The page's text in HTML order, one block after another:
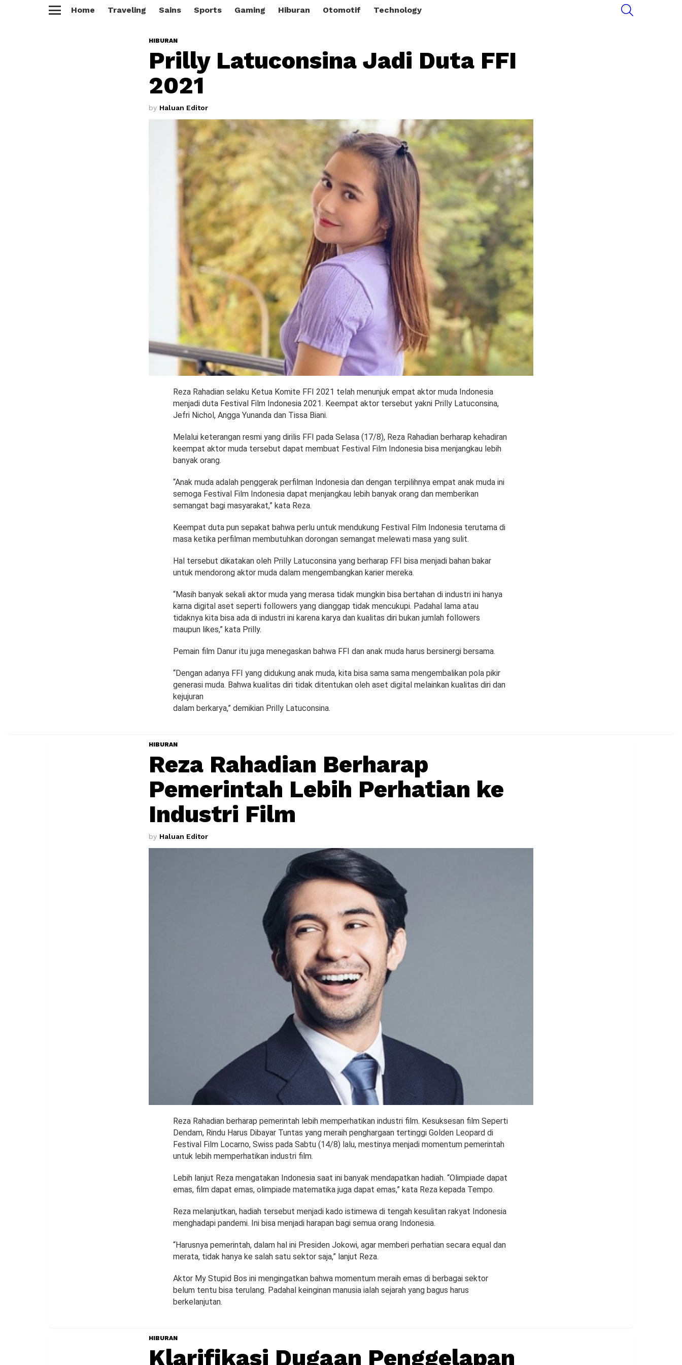
Home Traveling Sains Sports Gaming Hiburan Otomotif Technology
HIBURAN
Prilly Latuconsina Jadi Duta FFI
2021
by Haluan Editor
Reza Rahadian selaku Ketua Komite FFI 2021 telah menunjuk empat aktor muda Indonesia
menjadi duta Festival Film Indonesia 2021. Keempat aktor tersebut yakni Prilly Latuconsina,
Jefri Nichol, Angga Yunanda dan Tissa Biani.
Melalui keterangan resmi yang dirilis FFI pada Selasa (17/8), Reza Rahadian berharap kehadiran
keempat aktor muda tersebut dapat membuat Festival Film Indonesia bisa menjangkau lebih
banyak orang.
“Anak muda adalah penggerak perfilman Indonesia dan dengan terpilihnya empat anak muda ini
semoga Festival Film Indonesia dapat menjangkau lebih banyak orang dan memberikan
semangat bagi masyarakat,” kata Reza.
Keempat duta pun sepakat bahwa perlu untuk mendukung Festival Film Indonesia terutama di
masa ketika perfilman membutuhkan dorongan semangat melewati masa yang sulit.
Hal tersebut dikatakan oleh Prilly Latuconsina yang berharap FFI bisa menjadi bahan bakar
untuk mendorong aktor muda dalam mengembangkan karier mereka.
“Masih banyak sekali aktor muda yang merasa tidak mungkin bisa bertahan di industri ini hanya
karna digital aset seperti followers yang dianggap tidak mencukupi. Padahal lama atau
tidaknya kita bisa ada di industri ini karena karya dan kualitas diri bukan jumlah followers
maupun likes,” kata Prilly.
Pemain film Danur itu juga menegaskan bahwa FFI dan anak muda harus bersinergi bersama.
“Dengan adanya FFI yang didukung anak muda, kita bisa sama sama mengembalikan pola pikir
generasi muda. Bahwa kualitas diri tidak ditentukan oleh aset digital melainkan kualitas diri dan
kejujuran
dalam berkarya,” demikian Prilly Latuconsina.
HIBURAN
Reza Rahadian Berharap
Pemerintah Lebih Perhatian ke
Industri Film
by Haluan Editor
Reza Rahadian berharap pemerintah lebih memperhatikan industri film. Kesuksesan film Seperti
Dendam, Rindu Harus Dibayar Tuntas yang meraih penghargaan tertinggi Golden Leopard di
Festival Film Locarno, Swiss pada Sabtu (14/8) lalu, mestinya menjadi momentum pemerintah
untuk lebih memperhatikan industri film.
Lebih lanjut Reza mengatakan Indonesia saat ini banyak mendapatkan hadiah. “Olimpiade dapat
emas, film dapat emas, olimpiade matematika juga dapat emas,” kata Reza kepada Tempo.
Reza melanjutkan, hadiah tersebut menjadi kado istimewa di tengah kesulitan rakyat Indonesia
menghadapi pandemi. Ini bisa menjadi harapan bagi semua orang Indonesia.
“Harusnya pemerintah, dalam hal ini Presiden Jokowi, agar memberi perhatian secara equal dan
merata, tidak hanya ke salah satu sektor saja,” lanjut Reza.
Aktor My Stupid Bos ini mengingatkan bahwa momentum meraih emas di berbagai sektor
belum tentu bisa terulang. Padahal keinginan manusia ialah sejarah yang bagus harus
berkelanjutan.
HIBURAN
Klarifikasi Dugaan Penggelapan